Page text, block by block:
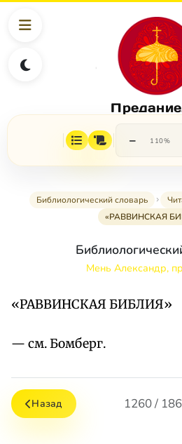
− 110%
Библиологический словарь
«РАВВИНСКАЯ
Мень Александр,
«РАВВИНСКАЯ БИБЛИЯ»
— см. Бомберг.
Назад 1260 /